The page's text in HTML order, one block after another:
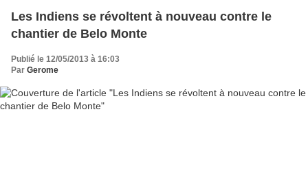
Les Indiens se révoltent à nouveau contre le
chantier de Belo Monte
Publié le 12/05/2013 à 16:03
Par Gerome